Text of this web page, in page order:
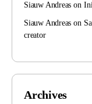
Siauw Andreas on
Siauw Andreas on
creator
Archives